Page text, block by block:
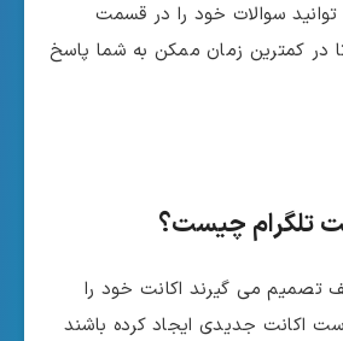
سوالات خود را در قسمت
در کمترین زمان ممکن به شما پاسخ
تلگرام چیست؟
تصمیم می گیرند اکانت خود را
اکانت جدیدی ایجاد کرده باشند